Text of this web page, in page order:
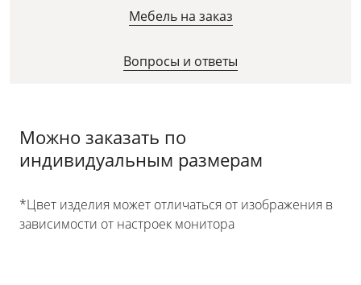
Мебель на заказ
Вопросы и ответы
Можно заказать по
индивидуальным размерам
*Цвет изделия может отличаться от изображения в
зависимости от настроек монитора